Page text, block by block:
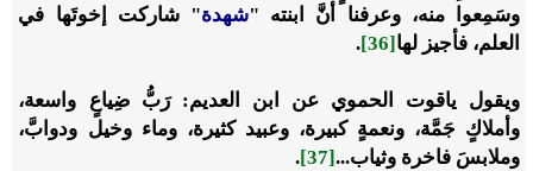
وسَمِعوا منه، وعرفنا أنَّ ابنته "شهدة" شاركت إخوتَها في
العلم، فأجيز لها [36]
.
ويقول ياقوت الحموي عن ابن العديم: رَبُّ ضِياعٍ واسعة،
وأملاكٍ جَمَّة، ونعمةٍ كبيرة، وعبيد كثيرة، وماء وخيل ودوابَّ،
وملابسَ فاخرة وثياب...[37]
.